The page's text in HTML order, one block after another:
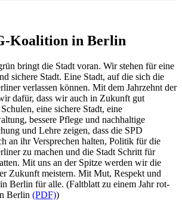
Koalition in Berlin
bringt die Stadt voran. Wir stehen für eine
sichere Stadt. Eine Stadt, auf die sich die
verlassen können. Mit dem Jahrzehnt der
dafür, dass wir auch in Zukunft gut
eine sichere Stadt, eine
bessere Pflege und nachhaltige
und Lehre zeigen, dass die SPD
an ihr Versprechen halten, Politik für die
zu machen und die Stadt Schritt für
Mit uns an der Spitze werden wir die
Zukunft meistern. Mit Mut, Respekt und
Berlin für alle. (Faltblatt zu einem Jahr rot-
Berlin (PDF))